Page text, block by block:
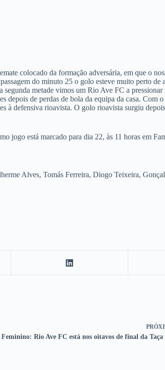
colocado da formação adversária, em que o
do minuto 25 o golo esteve muito perto de
metade vimos um Rio Ave FC a pressionar
de perdas de bola da equipa da casa. Com
à defensiva rioavista. O golo rioavista surgiu
jogo está marcado para dia 22, às 11 horas em
Alves, Tomás Ferreira, Diogo Teixeira,
Feminino: Rio Ave FC está nos oitavos de final da